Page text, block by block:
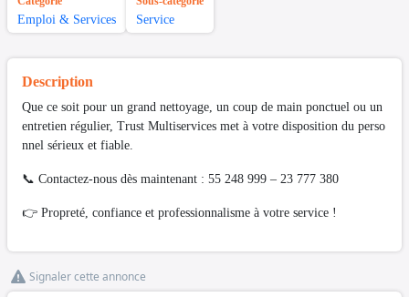
Emploi & Services Service
Description
Que ce soit pour un grand nettoyage, un coup de main ponctuel ou un
entretien régulier, Trust Multiservices met à votre disposition du perso
nnel sérieux et fiable.
📞 Contactez-nous dès maintenant : 55 248 999 – 23 777 380
👉 Propreté, confiance et professionnalisme à votre service !
Signaler cette annonce